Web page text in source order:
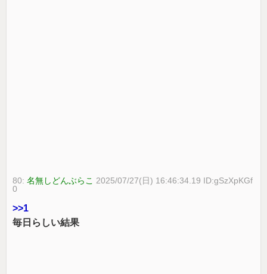
80:名無しどんぶらこ 2025/07/27(日) 16:46:34.19 ID:gSzXpKGf
0
>>1
毎日らしい結果